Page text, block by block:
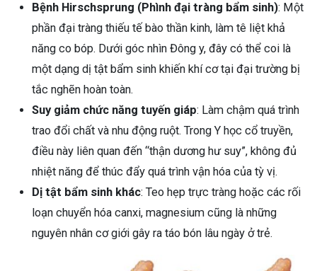
Bệnh Hirschsprung (Phình đại tràng bẩm sinh): Một
phần đại tràng thiếu tế bào thần kinh, làm tê liệt khả
năng co bóp. Dưới góc nhìn Đông y, đây có thể coi là
một dạng dị tật bẩm sinh khiến khí cơ tại đại trường bị
tắc nghẽn hoàn toàn.
Suy giảm chức năng tuyến giáp: Làm chậm quá trình
trao đổi chất và nhu động ruột. Trong Y học cổ truyền,
điều này liên quan đến “thận dương hư suy”, không đủ
nhiệt năng để thúc đẩy quá trình vận hóa của tỳ vị.
Dị tật bẩm sinh khác: Teo hẹp trực tràng hoặc các rối
loạn chuyển hóa canxi, magnesium cũng là những
nguyên nhân cơ giới gây ra táo bón lâu ngày ở trẻ.